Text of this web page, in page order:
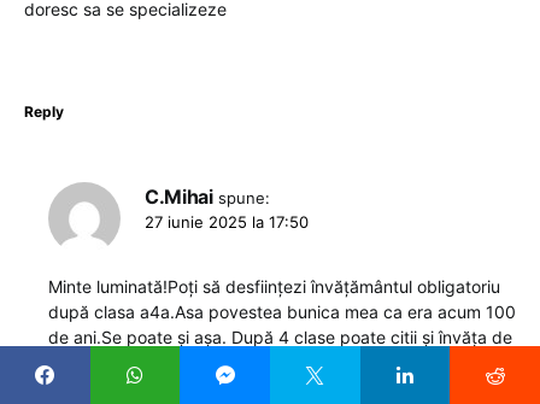
doresc sa se specializeze
Reply
C.Mihai spune:
27 iunie 2025 la 17:50
Minte luminată!Poți să desființezi învățământul obligatoriu
după clasa a4a.Asa povestea bunica mea ca era acum 100
de ani.Se poate și așa. După 4 clase poate citii și învăța de
pe net. Poate dl ministru sau prim ministru te vrea
consilier.Omul potrivit în locul potrivit!